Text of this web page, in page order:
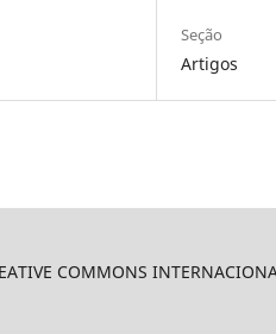
Seção
Artigos
COMMONS